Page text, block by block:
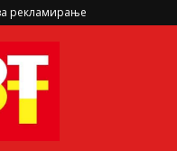
рекламирање